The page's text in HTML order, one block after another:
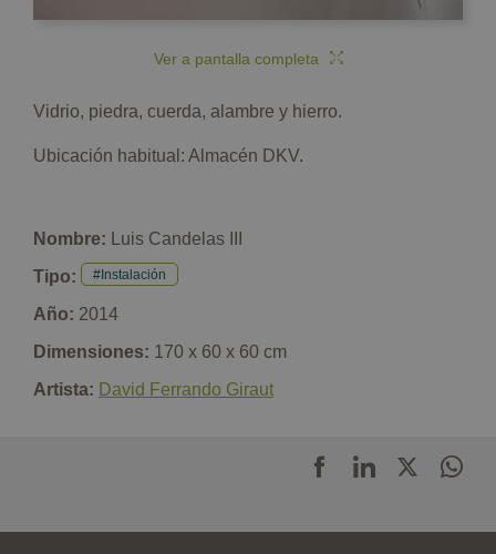
Ver a pantalla completa
Vidrio, piedra, cuerda, alambre y hierro.
Ubicación habitual: Almacén DKV.
Nombre: Luis Candelas III
Tipo:
Instalación
Año: 2014
Dimensiones: 170 x 60 x 60 cm
Artista: David Ferrando Giraut